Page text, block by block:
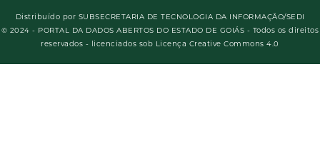
Distribuído por SUBSECRETARIA DE TECNOLOGIA DA INFORMAÇÃO/SEDI
© 2024 - PORTAL DA DADOS ABERTOS DO ESTADO DE GOIÁS - Todos os direitos
reservados - licenciados sob Licença Creative Commons 4.0